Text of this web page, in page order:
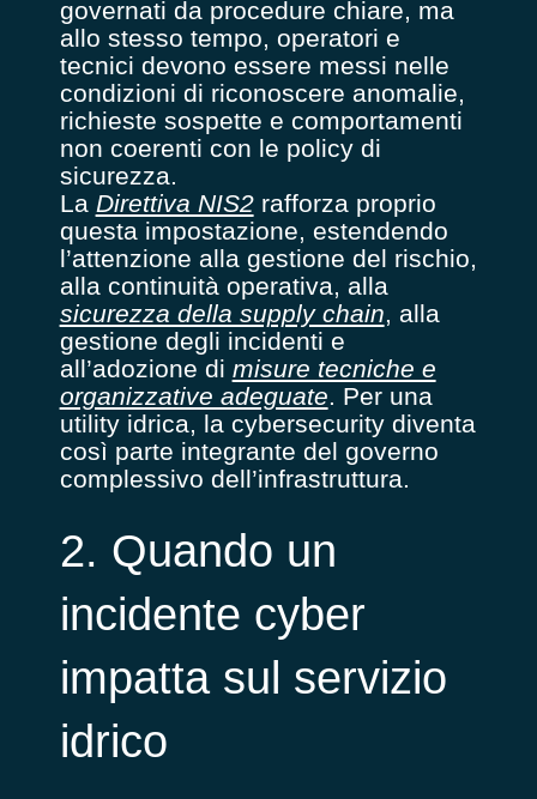
governati da procedure chiare, ma
allo stesso tempo, operatori e
tecnici devono essere messi nelle
condizioni di riconoscere anomalie,
richieste sospette e comportamenti
non coerenti con le policy di
sicurezza.
La Direttiva NIS2rafforza proprio
questa impostazione, estendendo
l’attenzione alla gestione del rischio,
alla continuità operativa, alla
sicurezza della supply chain, alla
gestione degli incidenti e
all’adozione di misure tecniche e
organizzative adeguate. Per una
utility idrica, la cybersecurity diventa
così parte integrante del governo
complessivo dell’infrastruttura.
2. Quando un
incidente cyber
impatta sul servizio
idrico